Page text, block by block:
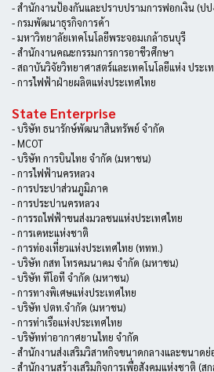
- สำนักงานป้องกันและปราบปรามการฟอกเงิน (ปป
- กรมพัฒนาธุรกิจการค้า
- มหาวิทยาลัยเทคโนโลยีพระจอมเกล้าธนบุรี
- สำนักงานคณะกรรมการการอาชีวศึกษา
- สถาบันวิจัยวิทยาศาสตร์และเทคโนโลยีแห่ง ประเ
- การไฟฟ้าฝ่ายผลิตแห่งประเทศไทย
State Enterprise
- บริษัท ธนารักษ์พัฒนาสินทรัพย์ จำกัด
- MCOT
- บริษัท การบินไทย จำกัด (มหาชน)
- การไฟฟ้านครหลวง
- การประปาส่วนภูมิภาค
- การประปานครหลวง
- การรถไฟฟ้าขนส่งมวลชนแห่งประเทศไทย
- การเคหะแห่งชาติ
- การท่องเที่ยวแห่งประเทศไทย (ททท.)
- บริษัท กสท โทรคมนาคม จำกัด (มหาชน)
- บริษัท ทีโอที จำกัด (มหาชน)
- การทางพิเศษแห่งประเทศไทย
- บริษัท ปตท.จำกัด (มหาชน)
- การท่าเรือแห่งประเทศไทย
- บริษัทท่าอากาศยานไทย จำกัด
- สำนักงานส่งเสริมวิสาหกิจขนาดกลางและขนาดย่
- สำนักงานสร้างเสริมกิจการเพื่อสังคมแห่งชาติ (สก